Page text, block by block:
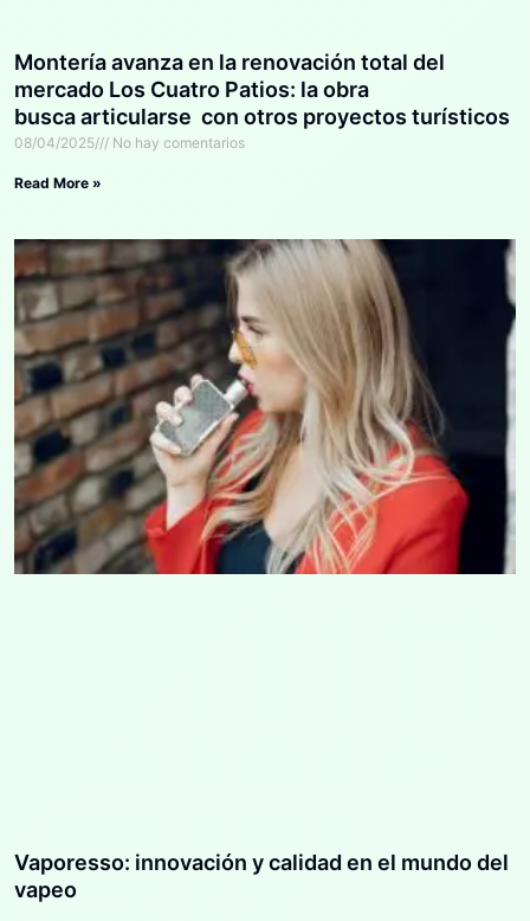
Montería avanza en la renovación total del
mercado Los Cuatro Patios: la obra
busca articularse con otros proyectos turísticos
08/04/2025 No hay comentarios
Read More »
Vaporesso: innovación y calidad en el mundo del
vapeo